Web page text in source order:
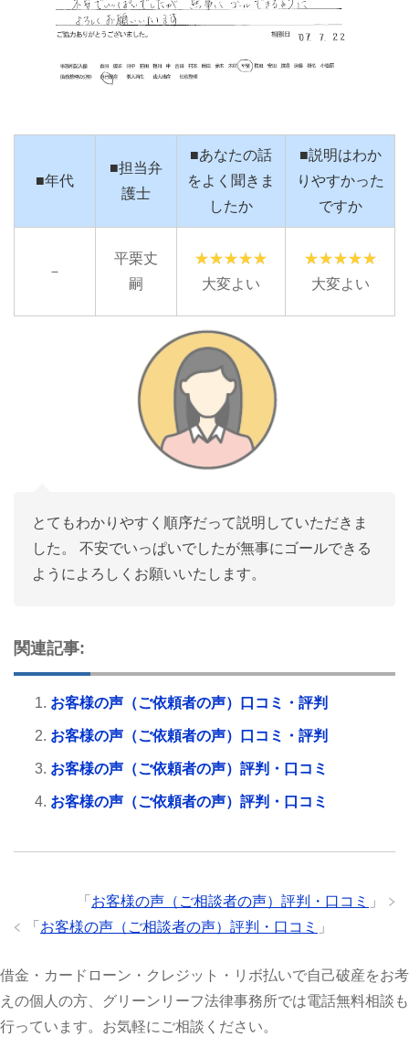
■年代
■担当弁
護士
■あなたの話
をよく聞きま
したか
■説明はわか
りやすかった
ですか
－
平栗丈
嗣
大変よい 大変よい
とてもわかりやすく順序だって説明していただきま
した。 不安でいっぱいでしたが無事にゴールできる
ようによろしくお願いいたします。
関連記事:
お客様の声（ご依頼者の声）口コミ・評判
お客様の声（ご依頼者の声）口コミ・評判
お客様の声（ご依頼者の声）評判・口コミ
お客様の声（ご依頼者の声）評判・口コミ
「 お客様の声（ご相談者の声）評判・口コミ
」
「 お客様の声（ご相談者の声）評判・口コミ 」
借金・カードローン・クレジット・リボ払いで自己破産をお考
えの個人の方、グリーンリーフ法律事務所では電話無料相談も
行っています。お気軽にご相談ください。